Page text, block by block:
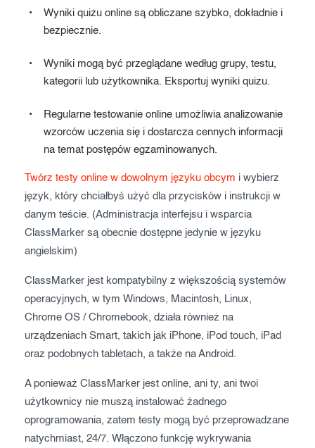
Wyniki quizu online są obliczane szybko, dokładnie i
bezpiecznie.
Wyniki mogą być przeglądane według grupy, testu,
kategorii lub użytkownika. Eksportuj wyniki quizu.
Regularne testowanie online umożliwia analizowanie
wzorców uczenia się i dostarcza cennych informacji
na temat postępów egzaminowanych.
Twórz testy online w dowolnym języku obcym i wybierz
język, który chciałbyś użyć dla przycisków i instrukcji w
danym teście. (Administracja interfejsu i wsparcia
ClassMarker są obecnie dostępne jedynie w języku
angielskim)
ClassMarker jest kompatybilny z większością systemów
operacyjnych, w tym Windows, Macintosh, Linux,
Chrome OS / Chromebook, działa również na
urządzeniach Smart, takich jak iPhone, iPod touch, iPad
oraz podobnych tabletach, a także na Android.
A ponieważ ClassMarker jest online, ani ty, ani twoi
użytkownicy nie muszą instalować żadnego
oprogramowania, zatem testy mogą być przeprowadzane
natychmiast, 24/7. Włączono funkcję wykrywania